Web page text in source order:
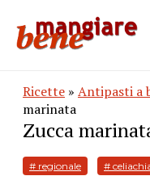
Ricette » Antipasti a
marinata
Zucca
# regionale #